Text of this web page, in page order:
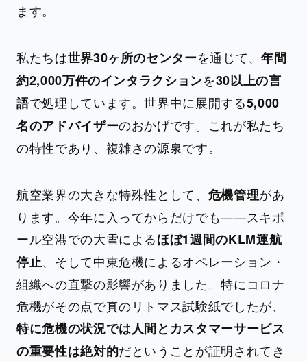
ます。
私たちは世界30ヶ所のセンターを通じて、 年間
約2,000万件のインタラクションを30以上の言
語で処理しています。世界中に展開する5,000
名のアドバイザーのおかげです。これが私たち
の特性であり、複雑さの源泉です。
航空業界の大きな特殊性として、 危機管理があ
ります。今年に入ってからだけでも——スキポ
ール空港での大雪によるほぼ1週間のKLM運航
停止、そして中東危機によるオペレーション・
組織への直撃の影響がありました。特にコロナ
危機がその点で真のリトマス試験紙でしたが、
特に危機の状況では人間とカスタマーサービス
の重要性は絶対的だということが証明されてき